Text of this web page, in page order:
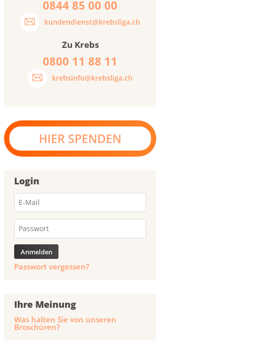
0844 85 00 00
kundendienst@krebsliga.ch
Zu Krebs
0800 11 88 11
krebsinfo@krebsliga.ch
HIER SPENDEN
Login
Passwort vergessen?
Ihre Meinung
Was halten Sie von unseren
Broschüren?